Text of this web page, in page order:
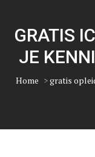
GRATIS
JE
Home >gratis